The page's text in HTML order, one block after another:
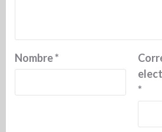
Nombre*
*